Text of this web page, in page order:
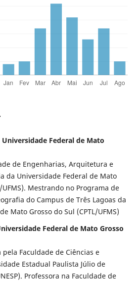
Federal de Mato
de Engenharias, Arquitetura e
da Universidade Federal de Mato
UFMS). Mestrando no Programa de
do Campus de Três Lagoas da
Mato Grosso do Sul (CPTL/UFMS)
Federal de Mato Grosso
Faculdade de Ciências e
Estadual Paulista Júlio de
Professora na Faculdade de